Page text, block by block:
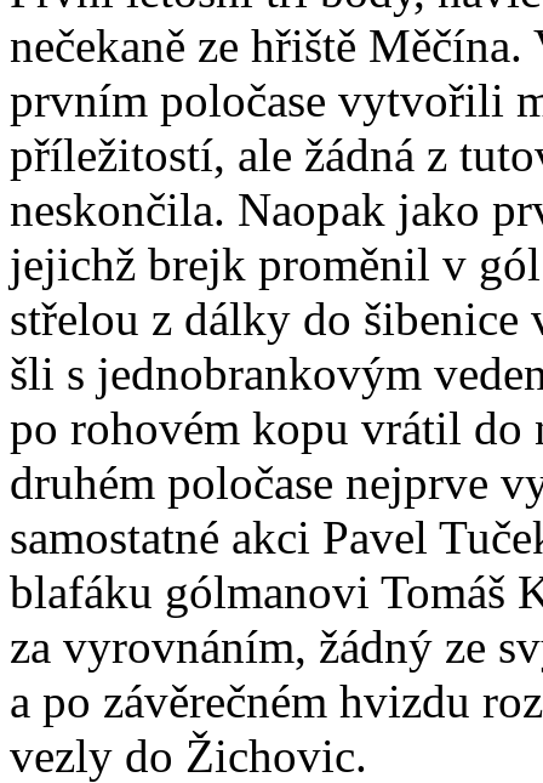
nečekaně ze hřiště Měčína.
prvním poločase vytvořili
příležitostí, ale žádná z
neskončila. Naopak jako
jejichž brejk proměnil v
střelou z dálky do
šli s jednobrankovým
po rohovém kopu vrátil do
druhém poločase nejprve
samostatné akci Pavel
blafáku gólmanovi Tomáš
za vyrovnáním, žádný ze
a po závěrečném hvizdu
vezly do Žichovic.